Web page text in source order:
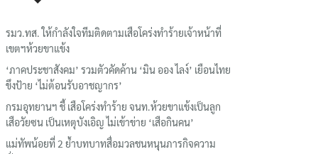
รมว.ทส. ให้กำลังใจทีมติดตามเสือโคร่งทำร้ายเจ้าหน้าที่
เขตฯห้วยขาแข้ง
‘ภาคประชาสังคม’ รวมตัวคัดค้าน ‘มิน ออง ไลง์’ เยือนไทย
ขึงป้าย ‘ไม่ต้อนรับอาชญากร’
กรมอุทยานฯ ชี้ เสือโคร่งทำร้าย จนท.ห้วยขาแข้งเป็นลูก
เสือวัยซน เป็นเหตุบังเอิญ ไม่เข้าข่าย ‘เสือกินคน’
แม่ทัพน้อยที่ 2 ย้ำบทบาทสื่อมวลชนหนุนภารกิจความ